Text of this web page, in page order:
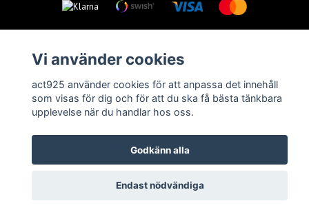
© Copyright 2026 act925
Powered by Quickbutik
Vi använder cookies
act925 använder cookies för att anpassa det innehåll
som visas för dig och för att du ska få bästa tänkbara
upplevelse när du handlar hos oss.
Godkänn alla
Endast nödvändiga